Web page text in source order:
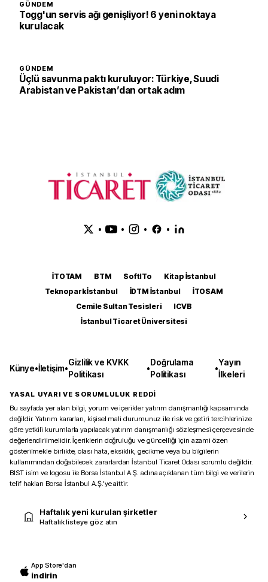
GÜNDEM
Togg'un servis ağı genişliyor! 6 yeni noktaya
kurulacak
GÜNDEM
Üçlü savunma paktı kuruluyor: Türkiye, Suudi
Arabistan ve Pakistan’dan ortak adım
• • • •
İTOTAM BTM SoftITo
Kitap İstanbul
Teknopark İstanbul
İDTM İstanbul
İTOSAM
Cemile Sultan Tesisleri
ICVB
İstanbul Ticaret Üniversitesi
Künye•İletişim•
Gizlilik ve KVKK
Politikası
•
Doğrulama
Politikası
•
Yayın
İlkeleri
YASAL UYARI VE SORUMLULUK REDDİ
Bu sayfada yer alan bilgi, yorum ve içerikler yatırım danışmanlığı kapsamında
değildir. Yatırım kararları, kişisel mali durumunuz ile risk ve getiri tercihlerinize
göre yetkili kurumlarla yapılacak yatırım danışmanlığı sözleşmesi çerçevesinde
değerlendirilmelidir. İçeriklerin doğruluğu ve güncelliği için azami özen
gösterilmekle birlikte, olası hata, eksiklik, gecikme veya bu bilgilerin
kullanımından doğabilecek zararlardan İstanbul Ticaret Odası sorumlu değildir.
BIST isim ve logosu ile Borsa İstanbul A.Ş. adına açıklanan tüm bilgi ve verilerin
telif hakları Borsa İstanbul A.Ş.’ye aittir.
Haftalık yeni kurulan şirketler
Haftalık listeye göz atın
App Store'dan
indirin